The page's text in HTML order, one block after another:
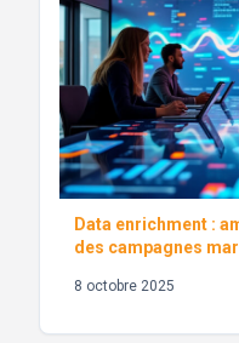
Data enrichment :
des campagnes
8 octobre 2025